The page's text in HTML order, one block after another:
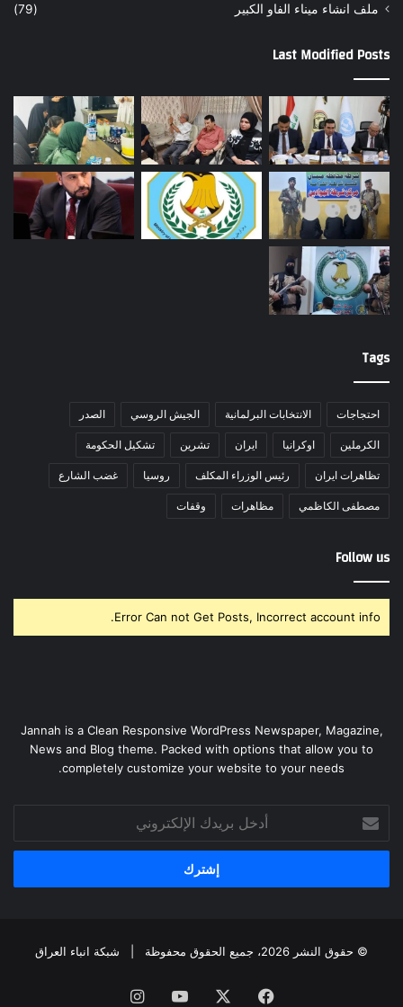
ملف انشاء ميناء الفاو الكبير
(79)
Last Modified Posts
Tags
احتجاجات الانتخابات البرلمانية الجيش الروسي الصدر
الكرملين اوكرانيا ايران تشرين تشكيل الحكومة
تظاهرات ايران رئيس الوزراء المكلف روسيا غضب الشارع
مصطفى الكاظمي مظاهرات وقفات
Follow us
Error Can not Get Posts, Incorrect account info.
Jannah is a Clean Responsive WordPress Newspaper, Magazine,
News and Blog theme. Packed with options that allow you to
completely customize your website to your needs.
بريدك
الإلكتروني
© حقوق النشر 2026، جميع الحقوق محفوظة | شبكة انباء العراق
فيسبوك ‫YouTubeانستقرام